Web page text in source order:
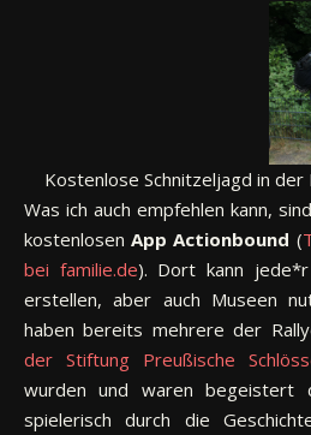
Kostenlose Schnitzeljagd in
Was ich auch empfehlen kann,
kostenlosenApp Actionbound (
bei familie.de). Dort kann jede*r
erstellen, aber auch Museen
haben bereits mehrere der
der Stiftung Preußische
wurden und waren begeistert
spielerisch durch die